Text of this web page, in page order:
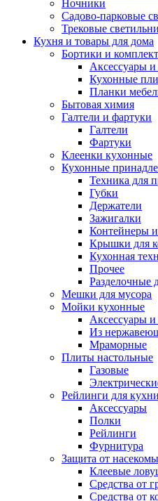
Ночники
Садово-парковые
Трековые
Кухня и товары для дома
Бортики и
Аксессуары
Кухонные
Планки
Бытовая химия
Галтели и фартуки
Галтели
Фартуки
Клеенки кухонные
Кухонные
Техника для
Губки
Держатели
Зажигалки
Контейнеры и
Крышки для
Кухонная
Прочее
Разделочные
Мешки для мусора
Мойки кухонные
Аксессуары
Из
Мраморные
Плиты настольные
Газовые
Рейлинги для кухни
Аксессуары
Полки
Рейлинги
Фурнитура
Защита от
Клеевые
Средства от
Средства от